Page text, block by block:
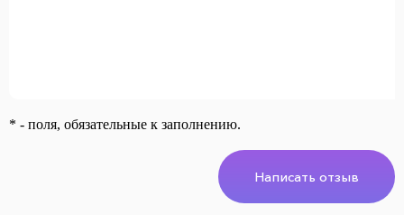
* - поля, обязательные к заполнению.
Написать отзыв